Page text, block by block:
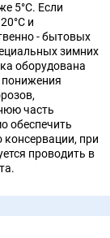
5°С. Если
и
- бытовых
зимних
оборудована
понижения
часть
обеспечить
при
проводить в